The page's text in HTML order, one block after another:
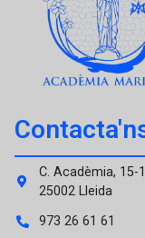
C. Acadèmia, 15-
25002 Lleida
973 26 61 61